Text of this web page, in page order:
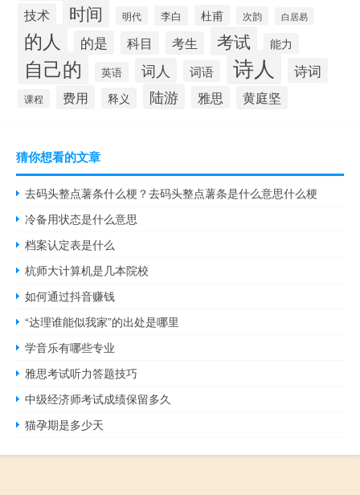
技术 时间 明代 李白 杜甫 次韵 白居易
的人 的是 科目 考生 考试 能力
自己的 英语 词人 词语 诗人 诗词
课程 费用 释义 陆游 雅思 黄庭坚
猜你想看的文章
去码头整点薯条什么梗？去码头整点薯条是什么意思什么梗
冷备用状态是什么意思
档案认定表是什么
杭师大计算机是几本院校
如何通过抖音赚钱
“达理谁能似我家”的出处是哪里
学音乐有哪些专业
雅思考试听力答题技巧
中级经济师考试成绩保留多久
猫孕期是多少天